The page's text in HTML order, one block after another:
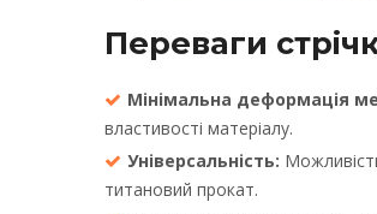
Переваги
Мінімальна деформація
властивості матеріалу.
Універсальність:
титановий прокат.